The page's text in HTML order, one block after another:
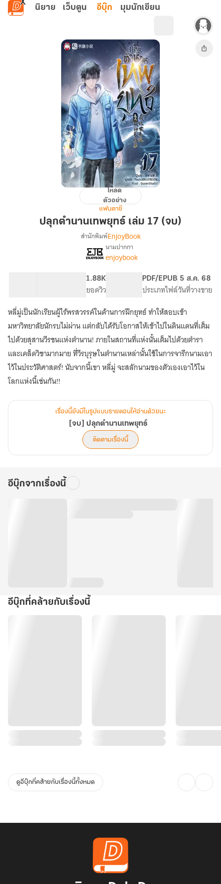
ข้ามไปยังเนื้อหาหลัก
นิยาย เว็บตูน อีบุ๊ก มุมนักเขียน
ตำนาน
เทพ
โหลด
ตัวอย่าง
แฟนตาซี
ปลุกตำนานเทพยุทธ์ เล่ม 17 (จบ)
เรื่อง [จบ]
ปลุก
สำนักพิมพ์EnjoyBook
นามปากกา
enjoybook
1.88K
ยอดวิว
PDF/EPUB
ประเภทไฟล์
5 ส.ค. 68
วันที่วางขาย
หลี่มู่เป็นนักเรียนผู้ไร้พรสวรรค์ในด้านการฝึกยุทธ์ ทำให้สอบเข้า
มหาวิทยาลัยนักรบไม่ผ่าน แต่กลับได้รับโอกาสให้เข้าไปในดินแดนที่เต็ม
ไปด้วยสุสานวีรชนแห่งตำนาน! ภายในสถานที่แห่งนั้นเต็มไปด้วยตำรา
และเคล็ดวิชามากมาย ที่วีรบุรุษในตำนานเหล่านั้นใช้ในการจารึกนามเอา
ไว้ในประวัติศาสตร์! นับจากนี้เขา หลี่มู่ จะสลักนามของตัวเองเอาไว้ใน
โลกแห่งนี้เช่นกัน!!
เรื่องนี้ยังมีในรูปแบบรายตอนให้อ่านด้วยนะ
[จบ] ปลุกตำนานเทพยุทธ์
ติดตามเรื่องนี้
อีบุ๊กจากเรื่องนี้
อีบุ๊กที่คล้ายกับเรื่องนี้
ดูอีบุ๊กที่คล้ายกับเรื่องนี้ทั้งหมด